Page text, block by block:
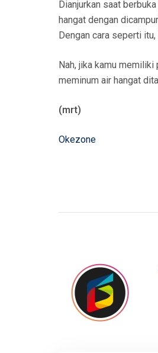
Dianjurkan saat
hangat dengan
Dengan cara seperti
Nah, jika kamu
meminum air hangat
(mrt)
Okezone